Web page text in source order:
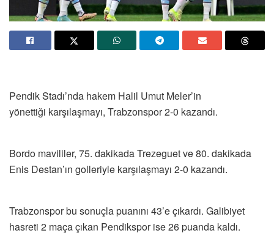
Pendik Stadı’nda hakem Halil Umut Meler’in
yönettiği karşılaşmayı, Trabzonspor 2-0 kazandı.
Bordo mavililer, 75. dakikada Trezeguet ve 80. dakikada
Enis Destan’ın golleriyle karşılaşmayı 2-0 kazandı.
Trabzonspor bu sonuçla puanını 43’e çıkardı. Galibiyet
hasreti 2 maça çıkan Pendikspor ise 26 puanda kaldı.